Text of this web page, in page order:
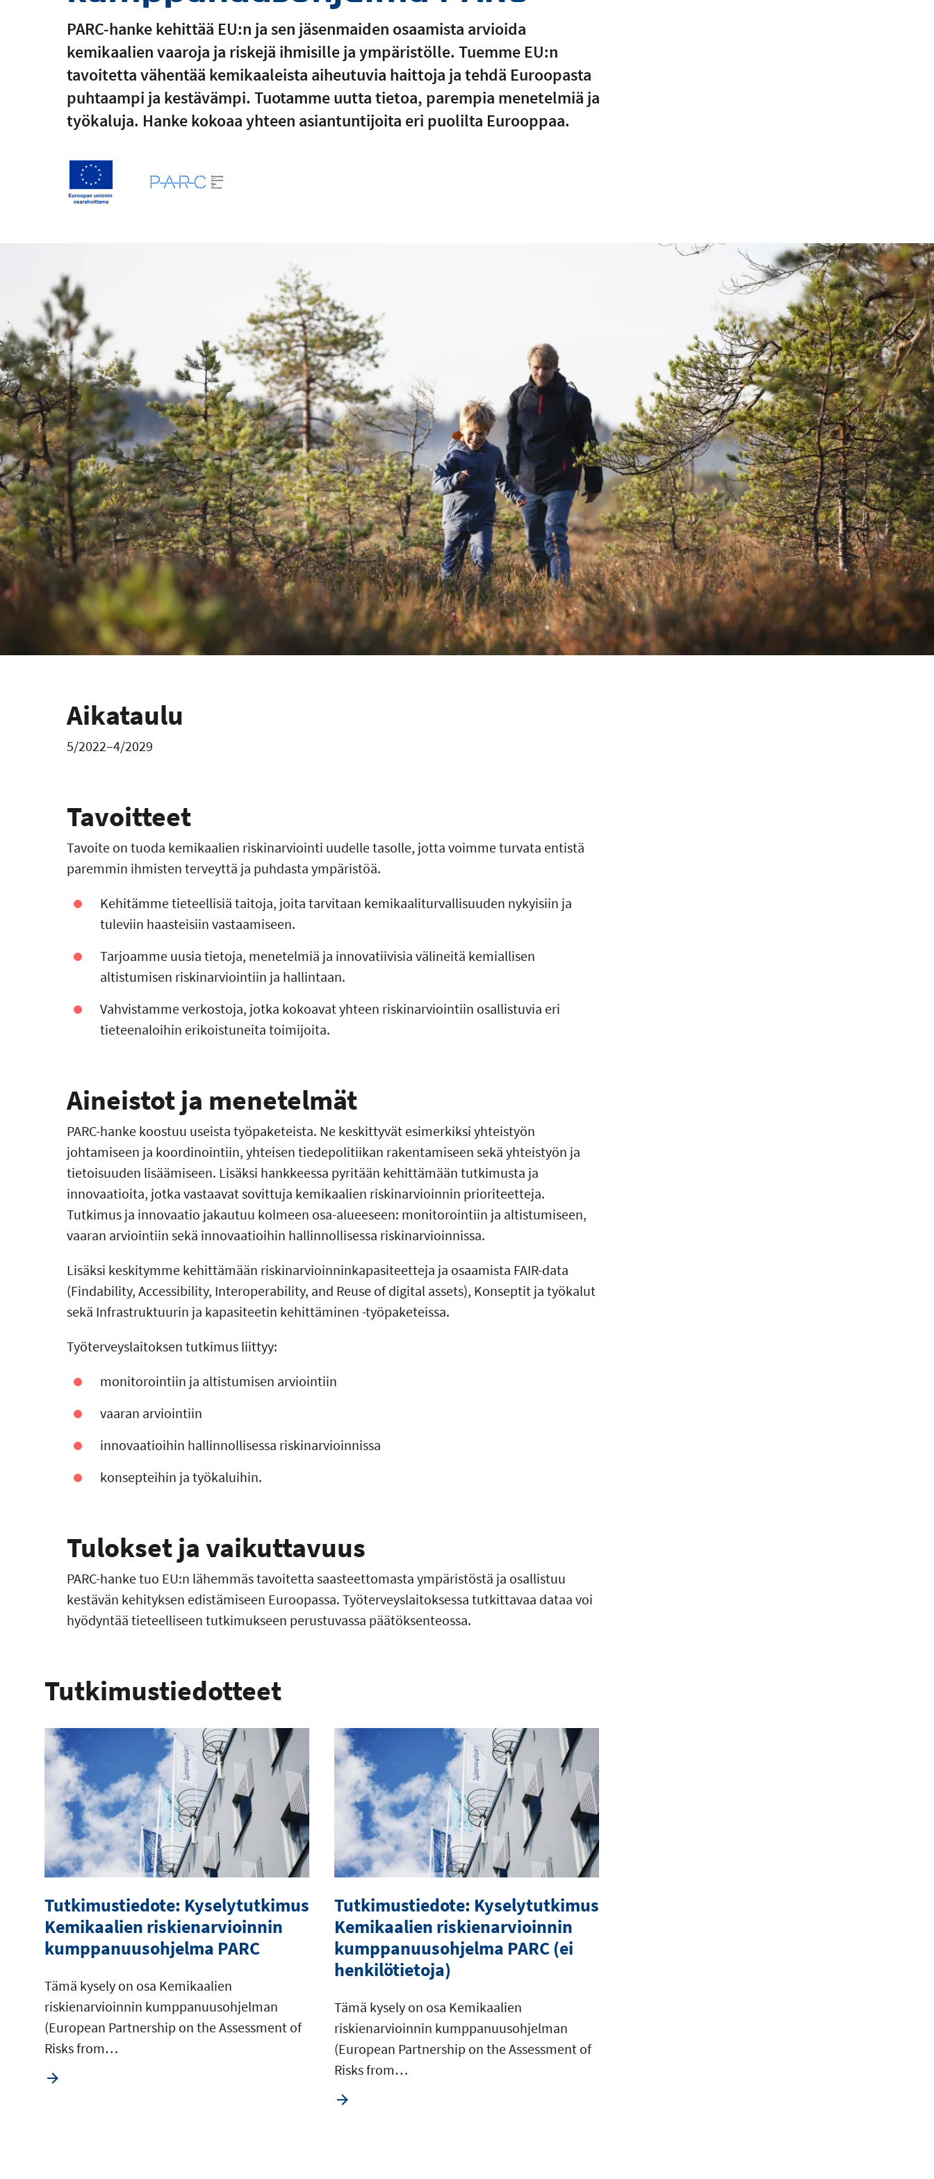
PARC-hanke kehittää EU:n ja sen jäsenmaiden osaamista arvioida
kemikaalien vaaroja ja riskejä ihmisille ja ympäristölle. Tuemme EU:n
tavoitetta vähentää kemikaaleista aiheutuvia haittoja ja tehdä Euroopasta
puhtaampi ja kestävämpi. Tuotamme uutta tietoa, parempia menetelmiä ja
työkaluja. Hanke kokoaa yhteen asiantuntijoita eri puolilta Eurooppaa.
Aikataulu
5/2022–4/2029
Tavoitteet
Tavoite on tuoda kemikaalien riskinarviointi uudelle tasolle, jotta voimme turvata entistä
paremmin ihmisten terveyttä ja puhdasta ympäristöä.
Kehitämme tieteellisiä taitoja, joita tarvitaan kemikaaliturvallisuuden nykyisiin ja
tuleviin haasteisiin vastaamiseen.
Tarjoamme uusia tietoja, menetelmiä ja innovatiivisia välineitä kemiallisen
altistumisen riskinarviointiin ja hallintaan.
Vahvistamme verkostoja, jotka kokoavat yhteen riskinarviointiin osallistuvia eri
tieteenaloihin erikoistuneita toimijoita.
Aineistot ja menetelmät
PARC-hanke koostuu useista työpaketeista. Ne keskittyvät esimerkiksi yhteistyön
johtamiseen ja koordinointiin, yhteisen tiedepolitiikan rakentamiseen sekä yhteistyön ja
tietoisuuden lisäämiseen. Lisäksi hankkeessa pyritään kehittämään tutkimusta ja
innovaatioita, jotka vastaavat sovittuja kemikaalien riskinarvioinnin prioriteetteja.
Tutkimus ja innovaatio jakautuu kolmeen osa-alueeseen: monitorointiin ja altistumiseen,
vaaran arviointiin sekä innovaatioihin hallinnollisessa riskinarvioinnissa.
Lisäksi keskitymme kehittämään riskinarvioinninkapasiteetteja ja osaamista FAIR-data
(Findability, Accessibility, Interoperability, and Reuse of digital assets), Konseptit ja työkalut
sekä Infrastruktuurin ja kapasiteetin kehittäminen -työpaketeissa.
Työterveyslaitoksen tutkimus liittyy:
monitorointiin ja altistumisen arviointiin
vaaran arviointiin
innovaatioihin hallinnollisessa riskinarvioinnissa
konsepteihin ja työkaluihin.
Tulokset ja vaikuttavuus
PARC-hanke tuo EU:n lähemmäs tavoitetta saasteettomasta ympäristöstä ja osallistuu
kestävän kehityksen edistämiseen Euroopassa. Työterveyslaitoksessa tutkittavaa dataa voi
hyödyntää tieteelliseen tutkimukseen perustuvassa päätöksenteossa.
Tutkimustiedotteet
Tutkimustiedote: Kyselytutkimus
Kemikaalien riskienarvioinnin
kumppanuusohjelma PARC
Tämä kysely on osa Kemikaalien
riskienarvioinnin kumppanuusohjelman
(European Partnership on the Assessment of
Risks from…
Tutkimustiedote: Kyselytutkimus
Kemikaalien riskienarvioinnin
kumppanuusohjelma PARC (ei
henkilötietoja)
Tämä kysely on osa Kemikaalien
riskienarvioinnin kumppanuusohjelman
(European Partnership on the Assessment of
Risks from…